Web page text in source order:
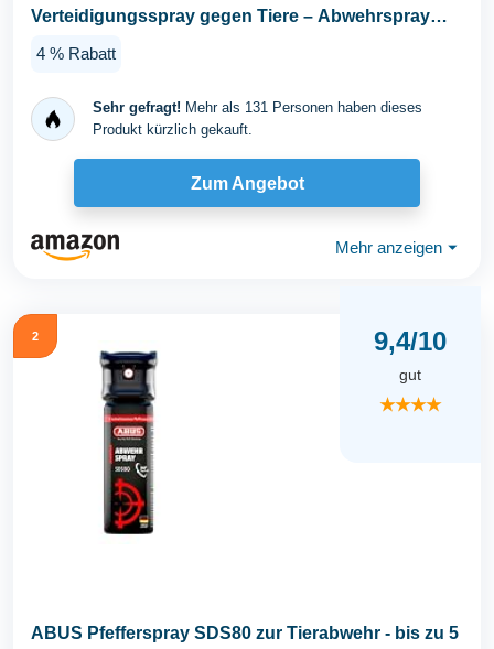
Verteidigungsspray gegen Tiere – Abwehrspray
4 % Rabatt
Sehr gefragt! Mehr als 131 Personen haben dieses
Produkt kürzlich gekauft.
Zum Angebot
Mehr anzeigen ⏷
2 9,4/10
gut
★★★★
ABUS Pfefferspray SDS80 zur Tierabwehr - bis zu 5